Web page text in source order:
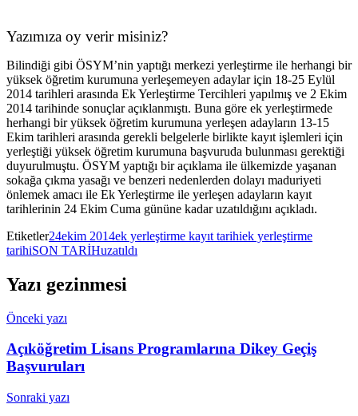
Yazımıza oy verir misiniz?
Bilindiği gibi ÖSYM’nin yaptığı merkezi yerleştirme ile herhangi bir
yüksek öğretim kurumuna yerleşemeyen adaylar için 18-25 Eylül
2014 tarihleri arasında Ek Yerleştirme Tercihleri yapılmış ve 2 Ekim
2014 tarihinde sonuçlar açıklanmıştı. Buna göre ek yerleştirmede
herhangi bir yüksek öğretim kurumuna yerleşen adayların 13-15
Ekim tarihleri arasında gerekli belgelerle birlikte kayıt işlemleri için
yerleştiği yüksek öğretim kurumuna başvuruda bulunması gerektiği
duyurulmuştu. ÖSYM yaptığı bir açıklama ile ülkemizde yaşanan
sokağa çıkma yasağı ve benzeri nedenlerden dolayı maduriyeti
önlemek amacı ile Ek Yerleştirme ile yerleşen adayların kayıt
tarihlerinin 24 Ekim Cuma gününe kadar uzatıldığını açıkladı.
Etiketler24ekim 2014ek yerleştirme kayıt tarihiek yerleştirme
tarihiSON TARİHuzatıldı
Yazı gezinmesi
Önceki yazı
Açıköğretim Lisans Programlarına Dikey Geçiş
Başvuruları
Sonraki yazı